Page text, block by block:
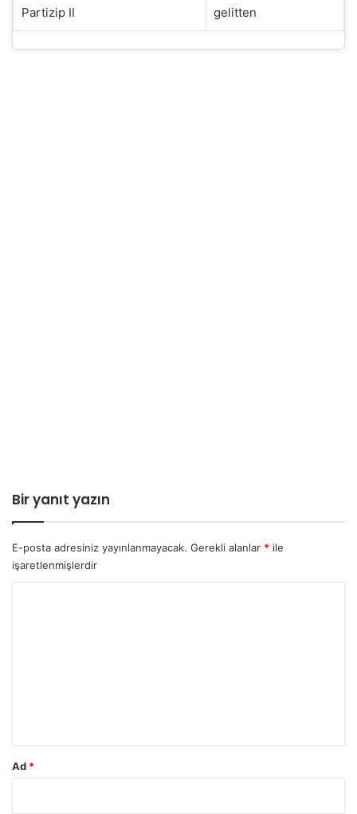
Partizip II gelitten
Bir yanıt yazın
E-posta adresiniz yayınlanmayacak. Gerekli alanlar * ile
işaretlenmişlerdir
Ad *